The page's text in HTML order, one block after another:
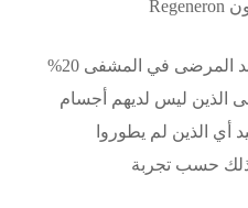
فعاليتها في إنقاص الوفيات عند المرضى في المشفى 20%
الذين ليس لديهم أجسام
الذين لم يطوروا
حسب تجربة